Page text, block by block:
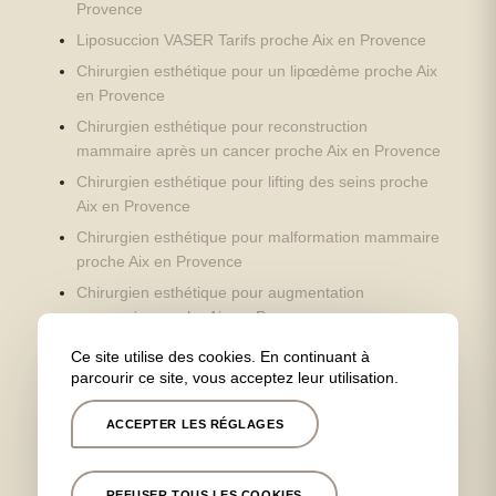
Provence
Liposuccion VASER Tarifs proche Aix en Provence
Chirurgien esthétique pour un lipœdème proche Aix
en Provence
Chirurgien esthétique pour reconstruction
mammaire après un cancer proche Aix en Provence
Chirurgien esthétique pour lifting des seins proche
Aix en Provence
Chirurgien esthétique pour malformation mammaire
proche Aix en Provence
Chirurgien esthétique pour augmentation
mammaire proche Aix en Provence
Chirurgien esthétique pour une opération des
oreilles proche Aix en Provence
Chirurgien esthétique pour lifting du visage proche
Aix en Provence
hyaluronique proche Aix en Provence
Ce site utilise des cookies. En continuant à
parcourir ce site, vous acceptez leur utilisation.
ACCEPTER LES RÉGLAGES